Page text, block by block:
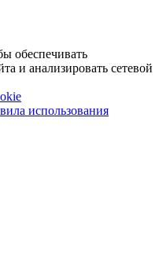
обеспечивать
и анализировать сетевой
использования